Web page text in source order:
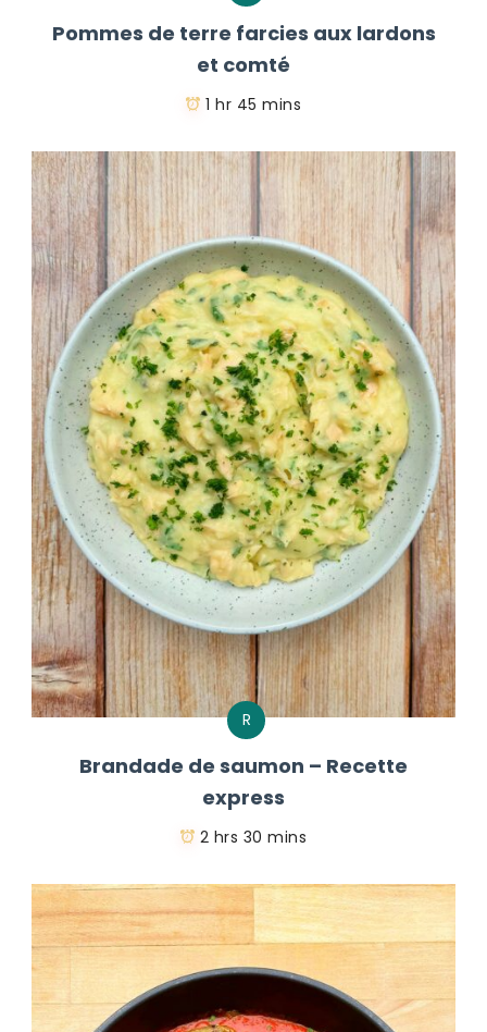
Pommes de terre farcies aux lardons
et comté
1 hr 45 mins
R
Brandade de saumon – Recette
express
2 hrs 30 mins